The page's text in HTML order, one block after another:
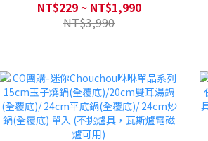
爐具，瓦斯爐電磁爐可用)
NT$229 ~ NT$1,990
NT$3,990